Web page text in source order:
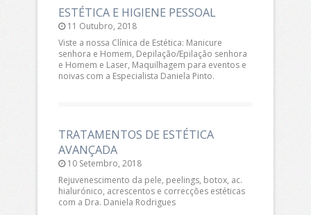
ESTÉTICA E HIGIENE PESSOAL
11 Outubro, 2018
Viste a nossa Clínica de Estética: Manicure
senhora e Homem, Depilação/Epilação senhora
e Homem e Laser, Maquilhagem para eventos e
noivas com a Especialista Daniela Pinto.
TRATAMENTOS DE ESTÉTICA
AVANÇADA
10 Setembro, 2018
Rejuvenescimento da pele, peelings, botox, ac.
hialurónico, acrescentos e correcções estéticas
com a Dra. Daniela Rodrigues